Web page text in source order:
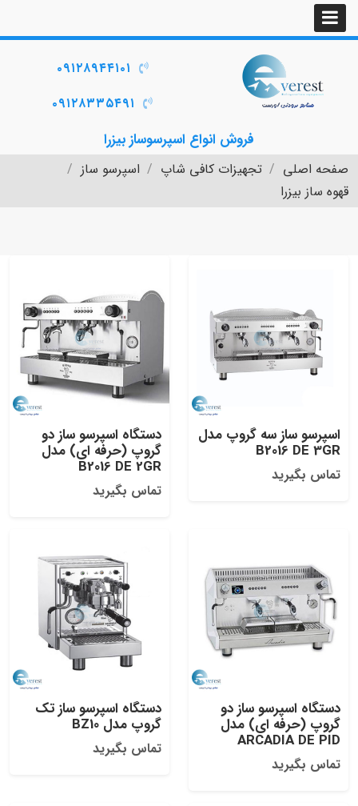
فروش انواع اسپرسوساز بیزرا
۰۹۱۲۸۹۴۴۱۰۱
۰۹۱۲۸۳۳۵۴۹۱
صفحه اصلی تجهیزات کافی شاپ
اسپرسو ساز
قهوه ساز بیزرا
اسپرسو ساز سه گروپ مدل
B2016 DE 3GR
تماس بگیرید
دستگاه اسپرسو ساز دو
گروپ (حرفه ای) مدل
B2016 DE 2GR
تماس بگیرید
دستگاه اسپرسو ساز دو
گروپ (حرفه ای) مدل
ARCADIA DE PID
تماس بگیرید
دستگاه اسپرسو ساز تک
گروپ مدل BZ10
تماس بگیرید